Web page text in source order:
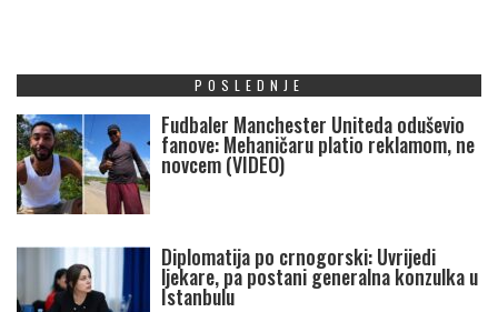
POSLEDNJE
Fudbaler Manchester Uniteda oduševio
fanove: Mehaničaru platio reklamom, ne
novcem (VIDEO)
Diplomatija po crnogorski: Uvrijedi
ljekare, pa postani generalna konzulka u
Istanbulu